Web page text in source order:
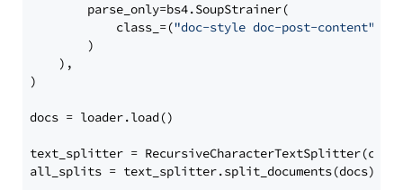
        parse_only=bs4.SoupStrainer(
            class_=(
"doc-style doc-post-content"
        )
    ),
)
docs = loader.load()
text_splitter =
all_splits = text_splitter.split_documents(docs)